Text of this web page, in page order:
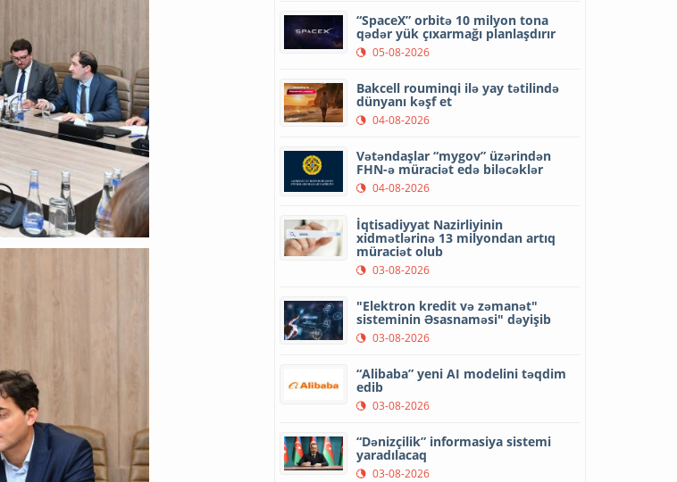
“SpaceX” orbitə 10 milyon tona
qədər yük çıxarmağı planlaşdırır
05-08-2026
Bakcell rouminqi ilə yay tətilində
dünyanı kəşf et
04-08-2026
Vətəndaşlar “mygov” üzərindən
FHN-ə müraciət edə biləcəklər
04-08-2026
İqtisadiyyat Nazirliyinin
xidmətlərinə 13 milyondan artıq
müraciət olub
03-08-2026
"Elektron kredit və zəmanət"
sisteminin Əsasnaməsi" dəyişib
03-08-2026
“Alibaba” yeni AI modelini təqdim
edib
03-08-2026
“Dənizçilik” informasiya sistemi
yaradılacaq
03-08-2026